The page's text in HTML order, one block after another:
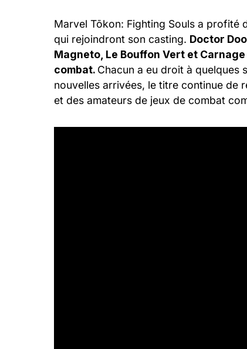
Marvel Tōkon: Fighting Souls a profité
qui rejoindront son casting. Doctor
Magneto, Le Bouffon Vert et
combat. Chacun a eu droit à quelques
nouvelles arrivées, le titre continue de
et des amateurs de jeux de combat